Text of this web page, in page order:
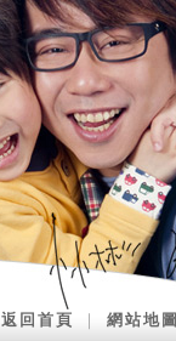
返回首頁 網站地圖